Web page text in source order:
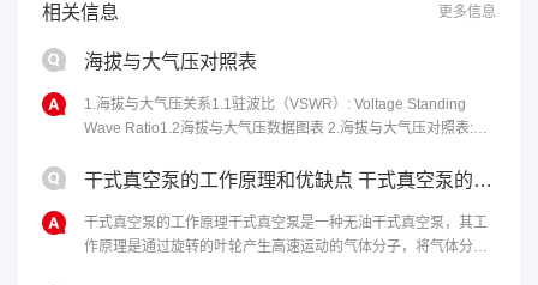
相关信息 更多信息
海拔与大气压对照表
1.海拔与大气压关系1.1驻波比（VSWR）: Voltage Standing
Wave Ratio1.2海拔与大气压数据图表 2.海拔与大气压对照表:海
(kPa)0101.3410054.9210010...
干式真空泵的工作原理和优缺点 干式真空泵的性能特点
干式真空泵的工作原理干式真空泵是一种无油干式真空泵，其工
作原理是通过旋转的叶轮产生高速运动的气体分子，将气体分子